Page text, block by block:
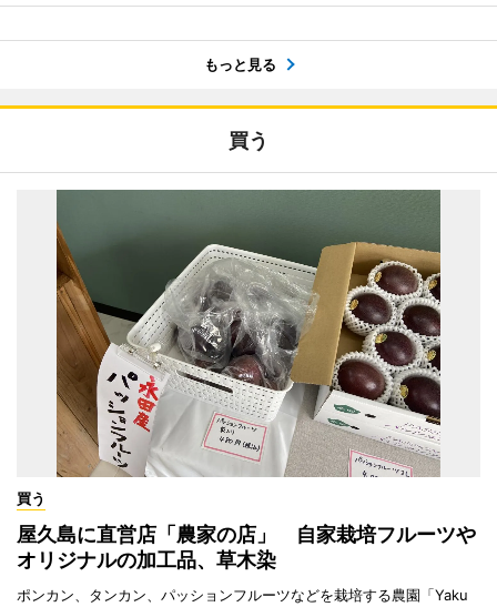
もっと見る
買う
買う
屋久島に直営店「農家の店」 自家栽培フルーツや
オリジナルの加工品、草木染
ポンカン、タンカン、パッションフルーツなどを栽培する農園「Yaku